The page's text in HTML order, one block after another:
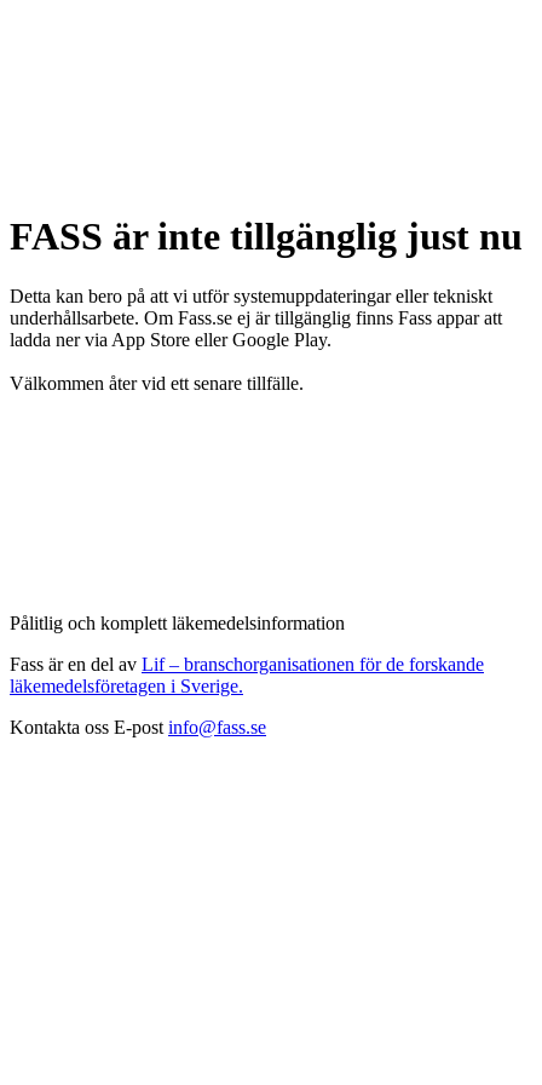
FASS är inte tillgänglig just nu
Detta kan bero på att vi utför systemuppdateringar eller tekniskt
underhållsarbete. Om Fass.se ej är tillgänglig finns Fass appar att
ladda ner via App Store eller Google Play.
Välkommen åter vid ett senare tillfälle.
Pålitlig och komplett läkemedelsinformation
Fass är en del av Lif – branschorganisationen för de forskande
läkemedelsföretagen i Sverige.
Kontakta oss E-post info@fass.se